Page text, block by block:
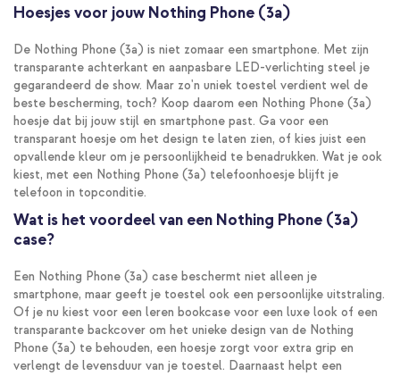
Hoesjes voor jouw Nothing Phone (3a)
De Nothing Phone (3a) is niet zomaar een smartphone. Met zijn
transparante achterkant en aanpasbare LED-verlichting steel je
gegarandeerd de show. Maar zo'n uniek toestel verdient wel de
beste bescherming, toch? Koop daarom een Nothing Phone (3a)
hoesje dat bij jouw stijl en smartphone past. Ga voor een
transparant hoesje om het design te laten zien, of kies juist een
opvallende kleur om je persoonlijkheid te benadrukken. Wat je ook
kiest, met een Nothing Phone (3a) telefoonhoesje blijft je
telefoon in topconditie.
Wat is het voordeel van een Nothing Phone (3a)
case?
Een Nothing Phone (3a) case beschermt niet alleen je
smartphone, maar geeft je toestel ook een persoonlijke uitstraling.
Of je nu kiest voor een leren bookcase voor een luxe look of een
transparante backcover om het unieke design van de Nothing
Phone (3a) te behouden, een hoesje zorgt voor extra grip en
verlengt de levensduur van je toestel. Daarnaast helpt een